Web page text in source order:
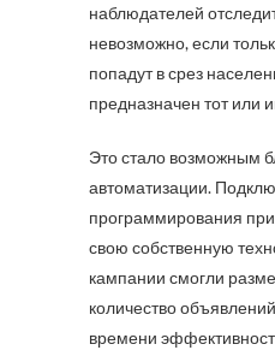
наблюдателей
невозможно, если
попадут в срез
предназначен тот или
Это стало возможным
автоматизации.
программирования
свою собственную
кампании смогли
количество
времени